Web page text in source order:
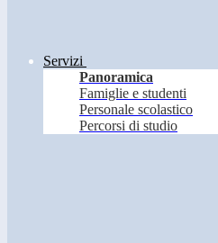
Servizi
Panoramica
Famiglie e studenti
Personale scolastico
Percorsi di studio